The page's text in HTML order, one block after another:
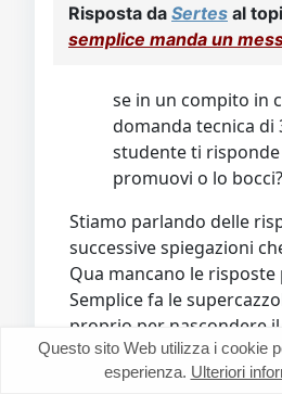
Risposta da Sertes al
semplice manda un
se in un compito in
domanda tecnica di
studente ti
promuovi o lo bocci?
Stiamo parlando delle
successive spiegazioni
Qua mancano le
Semplice fa le
proprio per nascondere
risposte non le ha.
Questo sito Web utilizza i cookie
esperienza. Ulteriori